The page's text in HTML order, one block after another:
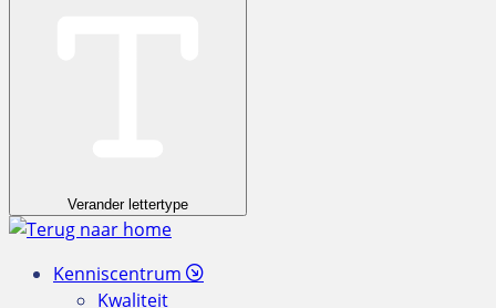
Verander lettertype
Kenniscentrum
Kwaliteit